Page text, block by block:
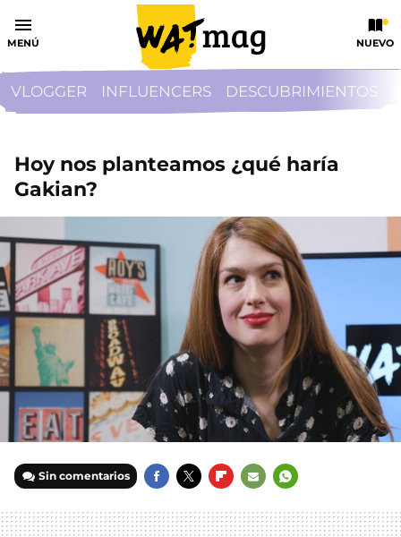
MENÚ NUEVO
VLOGGER INFLUENCERS DESCUBRIMIENTOS
Hoy nos planteamos ¿qué haría
Gakian?
Sin comentarios
MAIL